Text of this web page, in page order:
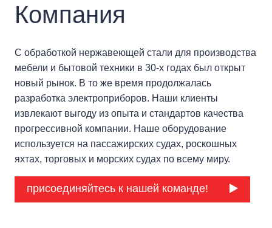
Компания
С обработкой нержавеющей стали для производства
мебели и бытовой техники в 30-х годах был открыт
новый рынок. В то же время продолжалась
разработка электроприборов. Наши клиенты
извлекают выгоду из опыта и стандартов качества
прогрессивной компании. Наше оборудование
используется на пассажирских судах, роскошных
яхтах, торговых и морских судах по всему миру.
присоединяйтесь к нашей команде!